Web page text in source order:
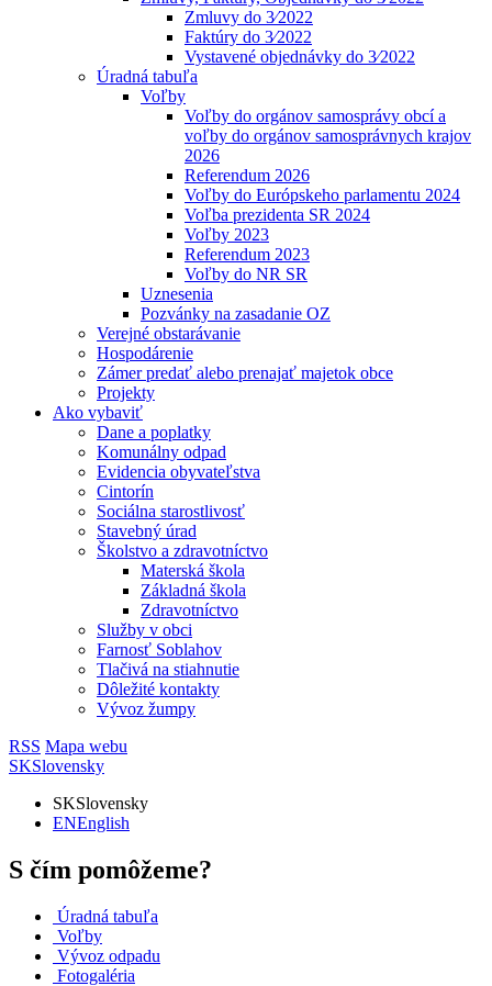
Zmluvy do 3⁄2022
Faktúry do 3⁄2022
Vystavené objednávky do 3⁄2022
Úradná tabuľa
Voľby
Voľby do orgánov samosprávy obcí a
voľby do orgánov samosprávnych krajov
2026
Referendum 2026
Voľby do Európskeho parlamentu 2024
Voľba prezidenta SR 2024
Voľby 2023
Referendum 2023
Voľby do NR SR
Uznesenia
Pozvánky na zasadanie OZ
Verejné obstarávanie
Hospodárenie
Zámer predať alebo prenajať majetok obce
Projekty
Ako vybaviť
Dane a poplatky
Komunálny odpad
Evidencia obyvateľstva
Cintorín
Sociálna starostlivosť
Stavebný úrad
Školstvo a zdravotníctvo
Materská škola
Základná škola
Zdravotníctvo
Služby v obci
Farnosť Soblahov
Tlačivá na stiahnutie
Dôležité kontakty
Vývoz žumpy
RSS Mapa webu
SKSlovensky
SKSlovensky
ENEnglish
S čím pomôžeme?
Úradná tabuľa
Voľby
Vývoz odpadu
Fotogaléria